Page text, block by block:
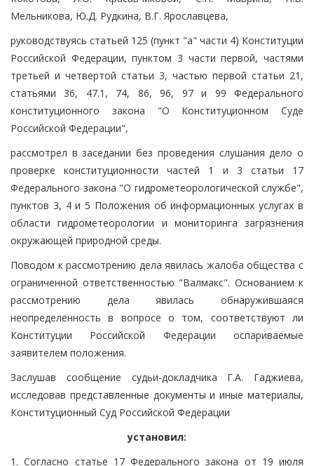
Мельникова, Ю.Д. Рудкина, В.Г. Ярославцева,
руководствуясь статьей 125 (пункт "а" части 4) Конституции
Российской Федерации, пунктом 3 части первой, частями
третьей и четвертой статьи 3, частью первой статьи 21,
статьями 36, 47.1, 74, 86, 96, 97 и 99 Федерального
конституционного закона "О Конституционном Суде
Российской Федерации",
рассмотрел в заседании без проведения слушания дело о
проверке конституционности частей 1 и 3 статьи 17
Федерального закона "О гидрометеорологической службе",
пунктов 3, 4 и 5 Положения об информационных услугах в
области гидрометеорологии и мониторинга загрязнения
окружающей природной среды.
Поводом к рассмотрению дела явилась жалоба общества с
ограниченной ответственностью "Валмакс". Основанием к
рассмотрению дела явилась обнаружившаяся
неопределенность в вопросе о том, соответствуют ли
Конституции Российской Федерации оспариваемые
заявителем положения.
Заслушав сообщение судьи-докладчика Г.А. Гаджиева,
исследовав представленные документы и иные материалы,
Конституционный Суд Российской Федерации
установил:
1. Согласно статье 17 Федерального закона от 19 июля